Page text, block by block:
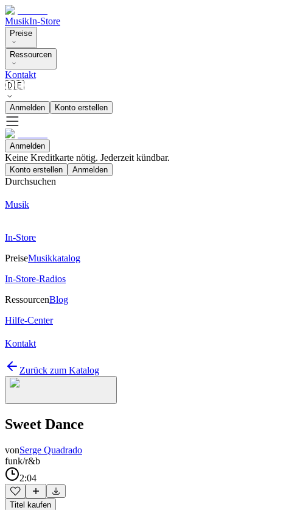
MusikIn-Store
Preise
Ressourcen
Kontakt
🇩🇪
Anmelden Konto erstellen
Anmelden
Keine Kreditkarte nötig. Jederzeit kündbar.
Konto erstellen Anmelden
Durchsuchen
Musik
In-Store
PreiseMusikkatalog
In-Store-Radios
RessourcenBlog
Hilfe-Center
Kontakt
Zurück zum Katalog
Sweet Dance
vonSerge Quadrado
funk/r&b
2:04
Titel kaufen